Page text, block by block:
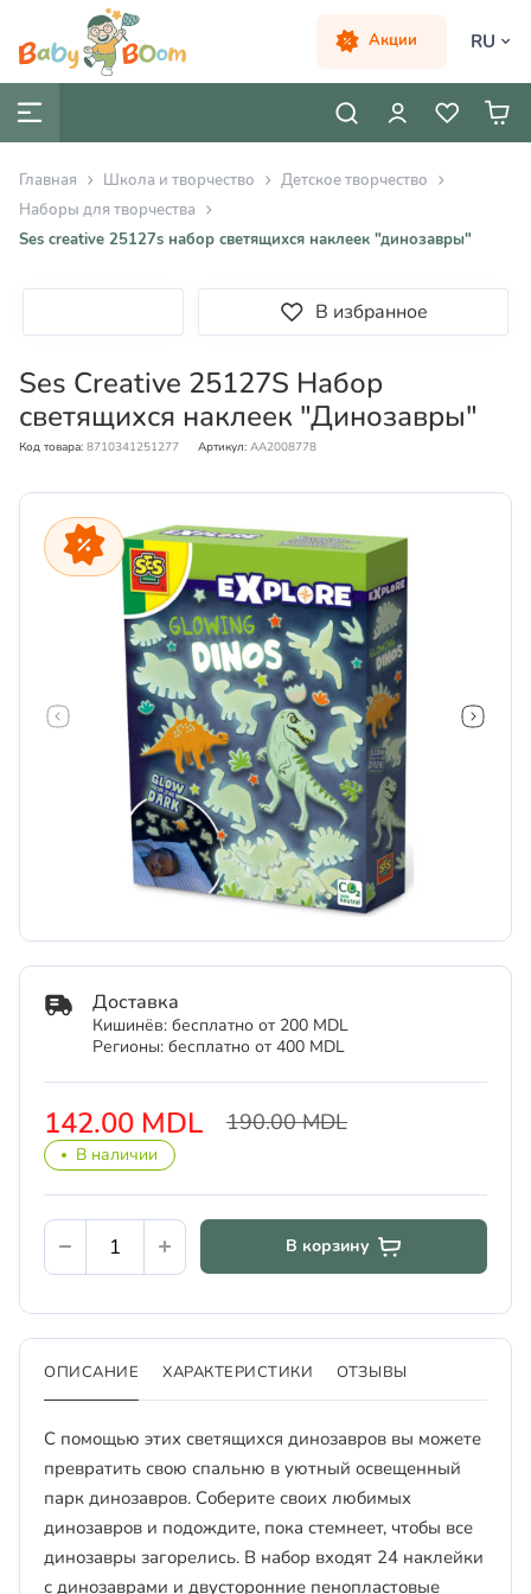
Акции RU
Главная Школа и творчество
Детское творчество
Наборы для творчества
Ses creative 25127s набор светящихся наклеек "динозавры"
В избранное
Ses Creative 25127S Набор
светящихся наклеек "Динозавры"
Код товара: 8710341251277 Артикул: AA2008778
142.00 MDL 190.00 MDL
В наличии
Доставка
Кишинёв: бесплатно от 200 MDL
Регионы: бесплатно от 400 MDL
В корзину
ОПИСАНИЕ ХАРАКТЕРИСТИКИ ОТЗЫВЫ
С помощью этих светящихся динозавров вы можете
превратить свою спальню в уютный освещенный
парк динозавров. Соберите своих любимых
динозавров и подождите, пока стемнеет, чтобы все
динозавры загорелись. В набор входят 24 наклейки
с динозаврами и двусторонние пенопластовые